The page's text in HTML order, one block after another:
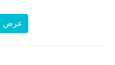
عرض